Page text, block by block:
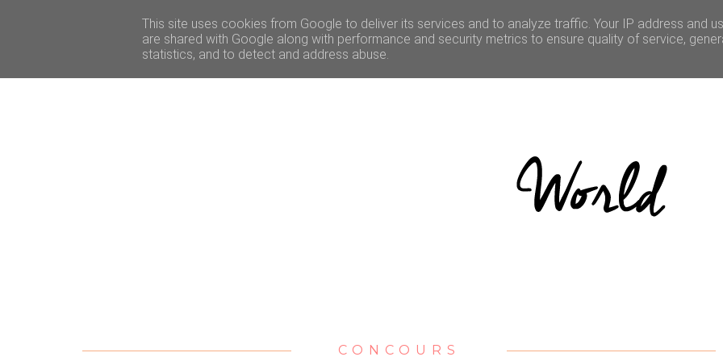
BEAUTÉ VOYAGE LIFESTYLE CULTURE BONNES ADRESSES CONCOURS
CONCOURS
This site uses cookies from Google to deliver its services and to analyze traffic. Your IP address and
are shared with Google along with performance and security metrics to ensure quality of service,
statistics, and to detect and address abuse.